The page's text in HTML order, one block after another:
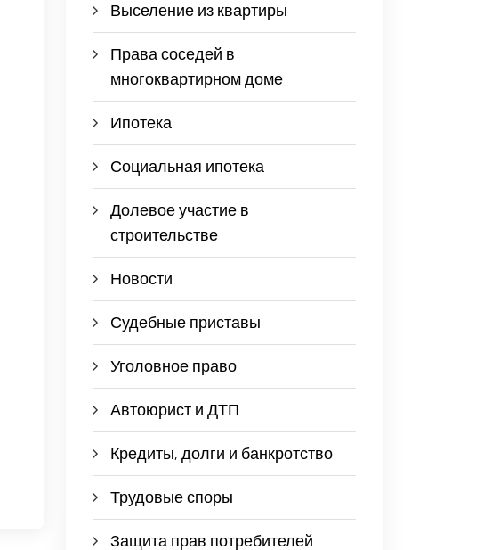
Выселение из квартиры
Права соседей в
многоквартирном доме
Ипотека
Социальная ипотека
Долевое участие в
строительстве
Новости
Судебные приставы
Уголовное право
Автоюрист и ДТП
Кредиты, долги и банкротство
Трудовые споры
Защита прав потребителей